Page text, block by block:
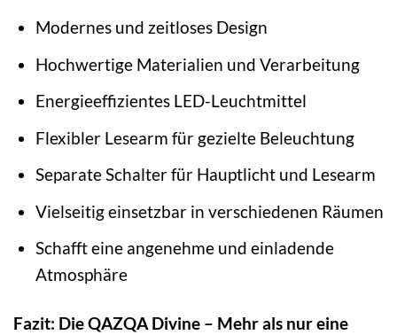
Modernes und zeitloses Design
Hochwertige Materialien und Verarbeitung
Energieeffizientes LED-Leuchtmittel
Flexibler Lesearm für gezielte Beleuchtung
Separate Schalter für Hauptlicht und Lesearm
Vielseitig einsetzbar in verschiedenen Räumen
Schafft eine angenehme und einladende
Atmosphäre
Fazit: Die QAZQA Divine – Mehr als nur eine